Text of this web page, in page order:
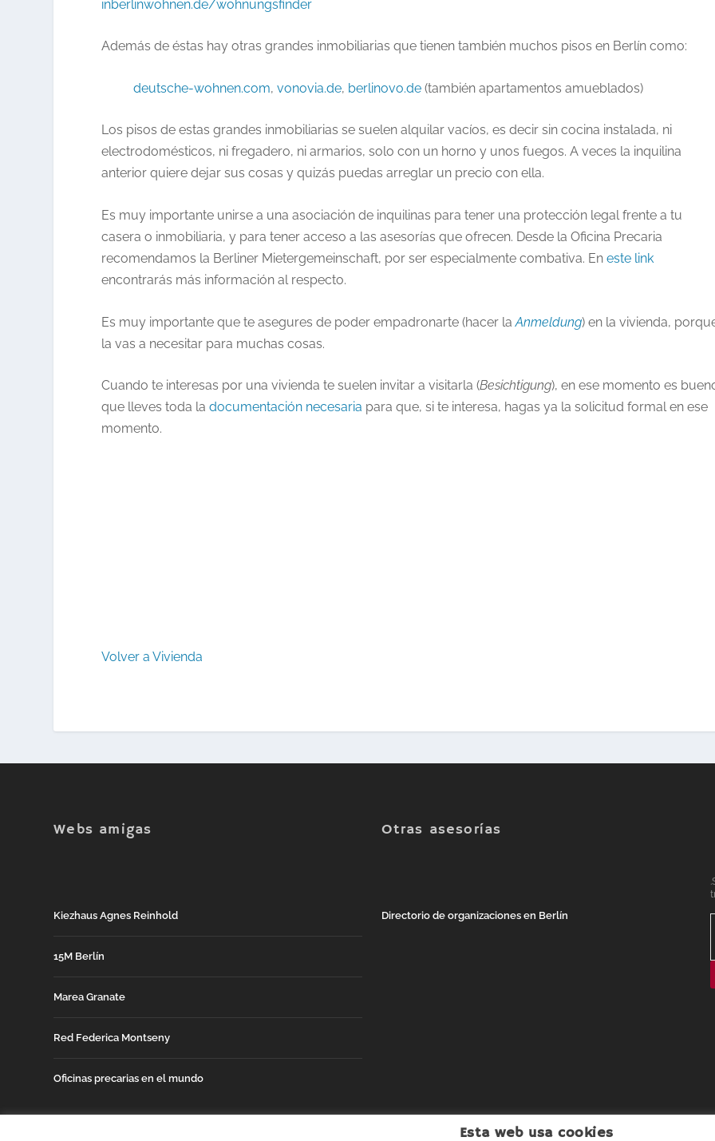
inberlinwohnen.de/wohnungsfinder
Además de éstas hay otras grandes inmobiliarias que tienen también muchos pisos en Berlín como:
deutsche-wohnen.com,vonovia.de, berlinovo.de (también apartamentos amueblados)
Los pisos de estas grandes inmobiliarias se suelen alquilar vacíos, es decir sin cocina instalada, ni
electrodomésticos, ni fregadero, ni armarios, solo con un horno y unos fuegos. A veces la inquilina
anterior quiere dejar sus cosas y quizás puedas arreglar un precio con ella.
Es muy importante unirse a una asociación de inquilinas para tener una protección legal frente a tu
casera o inmobiliaria, y para tener acceso a las asesorías que ofrecen. Desde la Oficina Precaria
recomendamos la Berliner Mietergemeinschaft, por ser especialmente combativa. Eneste link
encontrarás más información al respecto.
Es muy importante que te asegures de poder empadronarte (hacer laAnmeldung) en la vivienda,
la vas a necesitar para muchas cosas.
Cuando te interesas por una vivienda te suelen invitar a visitarla (Besichtigung), en ese momento es
que lleves toda ladocumentación necesaria para que, si te interesa, hagas ya la solicitud formal en ese
momento.
Volver a Vivienda
Webs amigas
Kiezhaus Agnes Reinhold
15M Berlín
Marea Granate
Red Federica Montseny
Oficinas precarias en el mundo
Otras asesorías
Directorio de organizaciones en Berlín
Esta web usa cookies